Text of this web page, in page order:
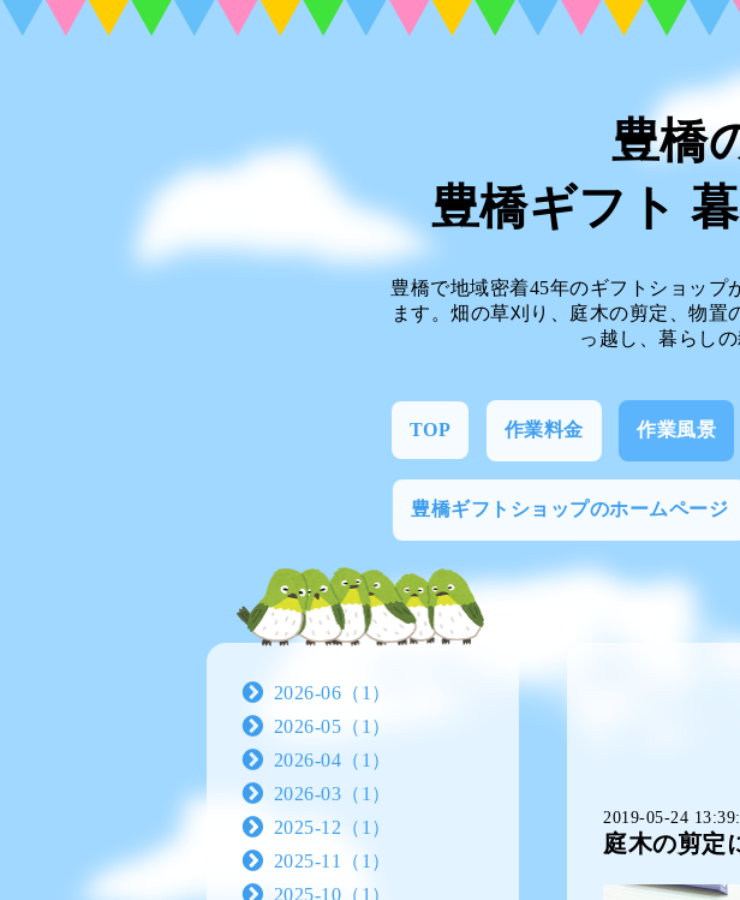
豊橋
豊橋ギフト
豊橋で地域密着45年のギフトショップ
ます。畑の草刈り、庭木の剪定、物置
っ越し、暮らし
TOP 作業料金 作業風景
豊橋ギフトショップのホームページ
2019-05-24
庭木の剪定
2026-06（1）
2026-05（1）
2026-04（1）
2026-03（1）
2025-12（1）
2025-11（1）
2025-10（1）